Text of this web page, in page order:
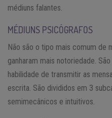
médiuns falantes.
MÉDIUNS PSICÓGRAFOS
Não são o tipo mais comum de
ganharam mais notoriedade.
habilidade de transmitir as
escrita. São divididos em 3
semimecânicos e intuitivos.